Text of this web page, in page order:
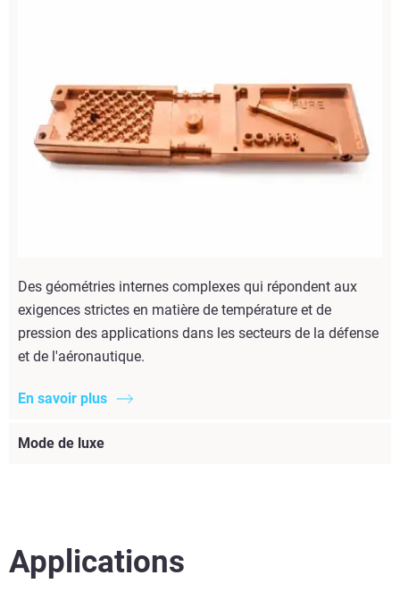
Des géométries internes complexes qui répondent aux
exigences strictes en matière de température et de
pression des applications dans les secteurs de la défense
et de l'aéronautique.
En savoir plus
Mode de luxe
Applications